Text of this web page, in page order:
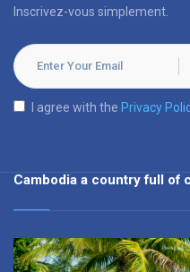
Inscrivez-vous simplement.
I agree with the Privacy
Cambodia a country full of